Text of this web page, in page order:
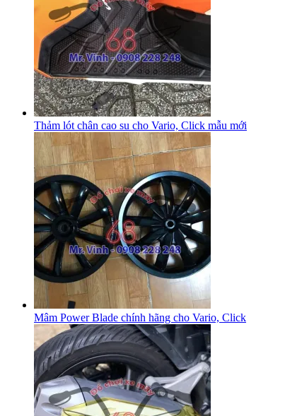
Thảm lót chân cao su cho Vario, Click mẫu mới
Mâm Power Blade chính hãng cho Vario, Click